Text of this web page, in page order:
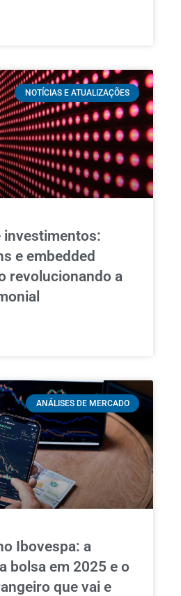
NOTÍCIAS E ATUALIZAÇÕES
investimentos:
e embedded
revolucionando a
ANÁLISES DE MERCADO
Ibovespa: a
bolsa em 2025 e o
que vai e